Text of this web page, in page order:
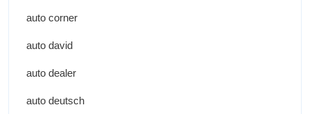
auto corner
auto david
auto dealer
auto deutsch